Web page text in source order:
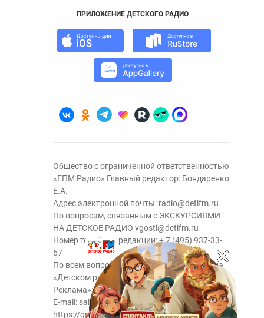
ПРИЛОЖЕНИЕ ДЕТСКОГО РАДИО
Общество с ограниченной ответственностью
«ГПМ Радио» Главный редактор: Бондаренко
Е.А.
Адрес электронной почты: radio@detifm.ru
По вопросам, связанным с ЭКСКУРСИЯМИ
НА ДЕТСКОЕ РАДИО vgosti@detifm.ru
Номер телефона редакции:+ 7 (495) 937-33-
67
По всем вопросам размещения рекламы на
«Детском радио» - сейлз-хаус «ГПМ
Реклама»:+7 (495) 921-40-41
E-mail: sales@gazprom-media.ru
https://gpmsaleshouse.ru/